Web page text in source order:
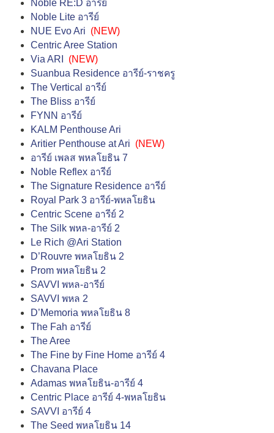
Noble RE:D อารีย์
Noble Lite อารีย์
NUE Evo Ari (NEW)
Centric Aree Station
Via ARI
(NEW)
Suanbua Residence อารีย์-ราชครู
The Vertical อารีย์
The Bliss อารีย์
FYNN อารีย์
KALM Penthouse Ari
Aritier Penthouse at Ari (NEW)
อารีย์ เพลส พหลโยธิน 7
Noble Reflex อารีย์
The Signature Residence อารีย์
Royal Park 3 อารีย์-พหลโยธิน
Centric Scene อารีย์ 2
The Silk พหล-อารีย์ 2
Le Rich @Ari Station
D’Rouvre พหลโยธิน 2
Prom พหลโยธิน 2
SAVVI พหล-อารีย์
SAVVI พหล 2
D’Memoria พหลโยธิน 8
The Fah อารีย์
The Aree
The Fine by Fine Home อารีย์ 4
Chavana Place
Adamas พหลโยธิน-อารีย์ 4
Centric Place อารีย์ 4-พหลโยธิน
SAVVI อารีย์ 4
The Seed พหลโยธิน 14